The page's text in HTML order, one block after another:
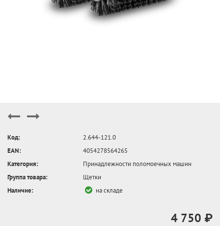
Код:
2.644-121.0
EAN:
4054278564265
Категория:
Принадлежности поломоечных машин
Группа товара:
Щетки
Наличие:
на складе
4 750 ₽